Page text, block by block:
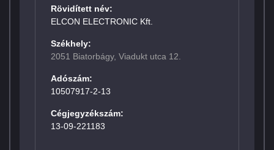
Rövidített név:
ELCON ELECTRONIC Kft.
Székhely:
2051 Biatorbágy, Viadukt utca 12.
Adószám:
10507917-2-13
Cégjegyzékszám:
13-09-221183